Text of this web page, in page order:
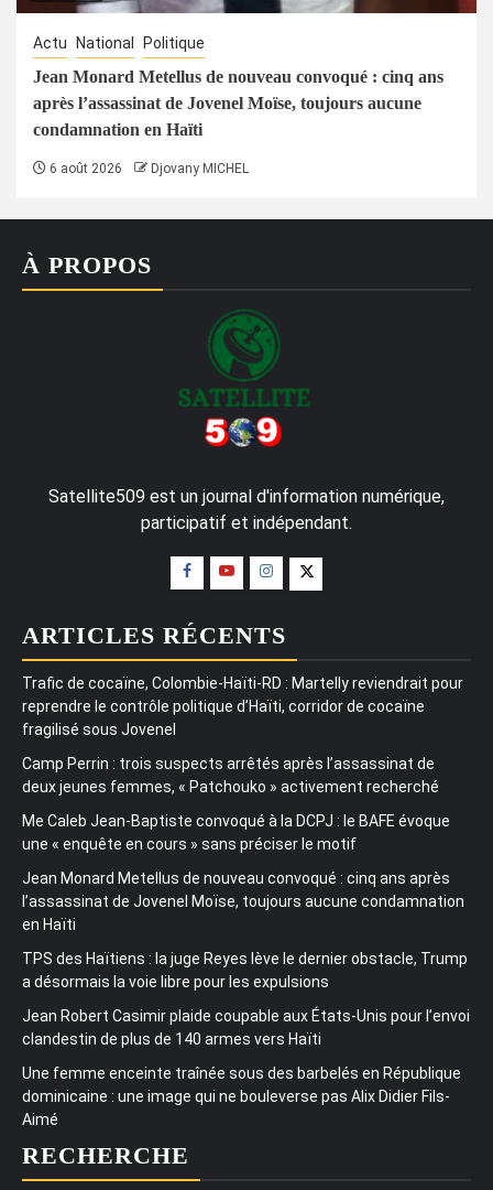
Actu National Politique
Jean Monard Metellus de nouveau convoqué : cinq ans
après l’assassinat de Jovenel Moïse, toujours aucune
condamnation en Haïti
6 août 2026 Djovany MICHEL
À PROPOS
Satellite509 est un journal d'information numérique,
participatif et indépendant.
ARTICLES RÉCENTS
Trafic de cocaïne, Colombie-Haïti-RD : Martelly reviendrait pour
reprendre le contrôle politique d’Haïti, corridor de cocaïne
fragilisé sous Jovenel
Camp Perrin : trois suspects arrêtés après l’assassinat de
deux jeunes femmes, « Patchouko » activement recherché
Me Caleb Jean-Baptiste convoqué à la DCPJ : le BAFE évoque
une « enquête en cours » sans préciser le motif
Jean Monard Metellus de nouveau convoqué : cinq ans après
l’assassinat de Jovenel Moïse, toujours aucune condamnation
en Haïti
TPS des Haïtiens : la juge Reyes lève le dernier obstacle, Trump
a désormais la voie libre pour les expulsions
Jean Robert Casimir plaide coupable aux États-Unis pour l’envoi
clandestin de plus de 140 armes vers Haïti
Une femme enceinte traînée sous des barbelés en République
dominicaine : une image qui ne bouleverse pas Alix Didier Fils-
Aimé
RECHERCHE